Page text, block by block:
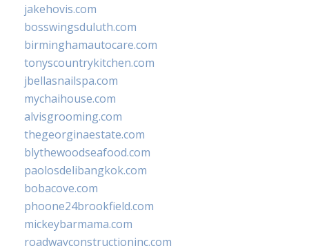
jakehovis.com
bosswingsduluth.com
birminghamautocare.com
tonyscountrykitchen.com
jbellasnailspa.com
mychaihouse.com
alvisgrooming.com
thegeorginaestate.com
blythewoodseafood.com
paolosdelibangkok.com
bobacove.com
phoone24brookfield.com
mickeybarmama.com
roadwayconstructioninc.com